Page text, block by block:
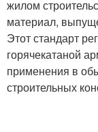
жилом
материал,
Этот стандарт
горячекатаной
применения в
строительных